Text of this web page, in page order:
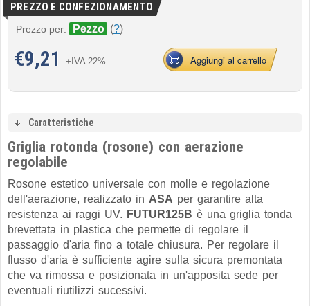
PREZZO E CONFEZIONAMENTO
Prezzo per: Pezzo (?)
€9,21 +IVA 22% Aggiungi al carrello
Caratteristiche
Griglia rotonda (rosone) con aerazione
regolabile
Rosone estetico universale con molle e regolazione
dell'aerazione, realizzato in ASA per garantire alta
resistenza ai raggi UV. FUTUR125B è una griglia tonda
brevettata in plastica che permette di regolare il
passaggio d'aria fino a totale chiusura. Per regolare il
flusso d'aria è sufficiente agire sulla sicura premontata
che va rimossa e posizionata in un'apposita sede per
eventuali riutilizzi sucessivi.